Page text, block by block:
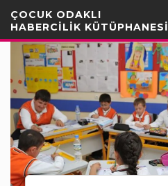
Geç
ÇOCUK ODAKLI
HABERCİLİK KÜTÜPHANESİ